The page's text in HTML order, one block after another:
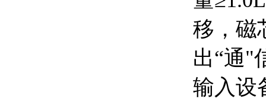
移，磁
出“通"
输入设